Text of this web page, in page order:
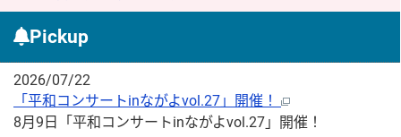
Pickup
2026/07/22
「平和コンサートinながよvol.27」開催！
8月9日「平和コンサートinながよvol.27」開催！